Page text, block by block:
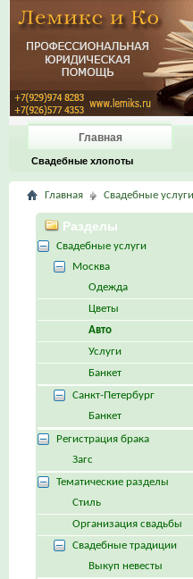
Главная
Свадебные хлопоты
Главная Свадебные услуги
Разделы
Свадебные услуги
Москва
Одежда
Цветы
Авто
Услуги
Банкет
Санкт-Петербург
Банкет
Регистрация брака
Загс
Тематические разделы
Стиль
Организация свадьбы
Свадебные традиции
Выкуп невесты